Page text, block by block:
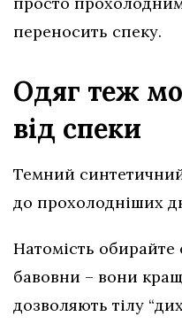
переносить спеку.
Одяг теж
від спеки
Темний
до прохолодніших
Натомість обирайте
бавовни – вони
дозволяють тілу